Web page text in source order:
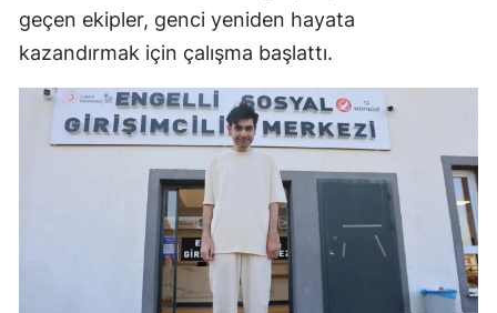
geçen ekipler, genci yeniden hayata
kazandırmak için çalışma başlattı.